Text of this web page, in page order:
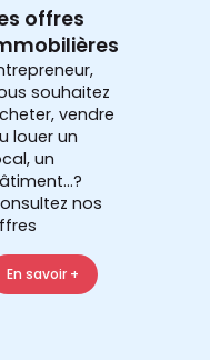
offres
souhaitez
vendre
louer un
un
nos
En savoir +